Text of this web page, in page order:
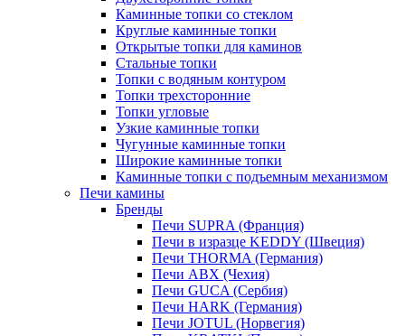
Каминные топки со стеклом
Круглые каминные топки
Открытые топки для каминов
Стальные топки
Топки с водяным контуром
Топки трехсторонние
Топки угловые
Узкие каминные топки
Чугунные каминные топки
Широкие каминные топки
Каминные топки с подъемным механизмом
Печи камины
Бренды
Печи SUPRA (Франция)
Печи в изразце KEDDY (Швеция)
Печи THORMA (Германия)
Печи ABX (Чехия)
Печи GUCA (Сербия)
Печи HARK (Германия)
Печи JOTUL (Норвегия)